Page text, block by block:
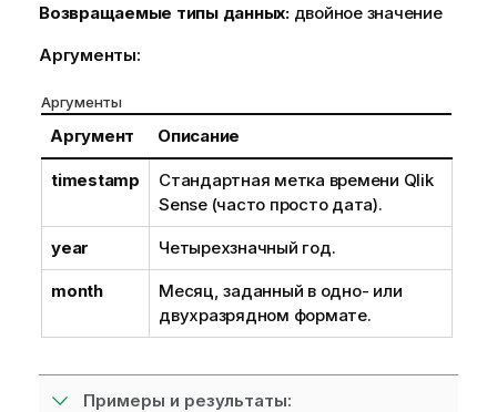
Возвращаемые типы данных: двойное значение
Аргументы:
Аргументы
Аргумент Описание
timestamp Стандартная метка времени Qlik
Sense(часто просто дата).
year Четырехзначный год.
month
Месяц, заданный в одно- или
двухразрядном формате.
Примеры и результаты: